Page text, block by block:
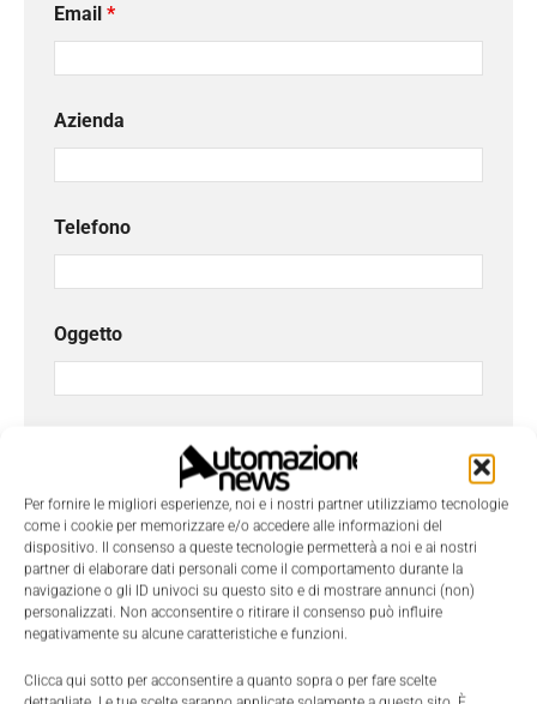
Per fornire le migliori esperienze, noi e i nostri partner utilizziamo tecnologie
come i cookie per memorizzare e/o accedere alle informazioni del
dispositivo. Il consenso a queste tecnologie permetterà a noi e ai nostri
partner di elaborare dati personali come il comportamento durante la
navigazione o gli ID univoci su questo sito e di mostrare annunci (non)
personalizzati. Non acconsentire o ritirare il consenso può influire
negativamente su alcune caratteristiche e funzioni.
Clicca qui sotto per acconsentire a quanto sopra o per fare scelte
Email *
Azienda
Telefono
Oggetto